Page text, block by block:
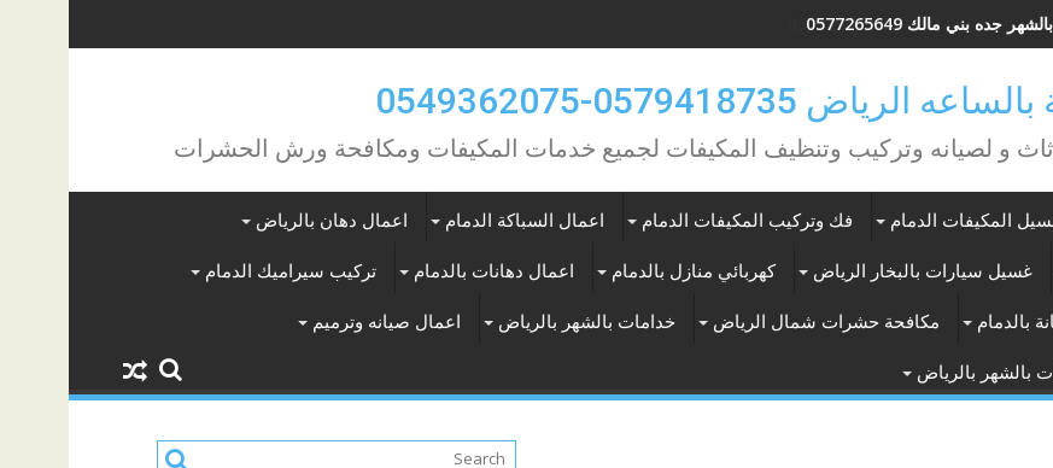
جده بني مالك 0577265649
0579418735-0549362075
و لصيانه وتركيب وتنظيف المكيفات لجميع خدمات المكيفات ومكافحة ورش الحشرات
المكيفات الدمام فك وتركيب المكيفات الدمام اعمال السباكة الدمام اعمال دهان بالرياض
غسيل سيارات بالبخار الرياض كهربائي منازل بالدمام اعمال دهانات بالدمام تركيب سيراميك الدمام
بالدمام مكافحة حشرات شمال الرياض خدامات بالشهر بالرياض اعمال صيانه وترميم
بالشهر بالرياض